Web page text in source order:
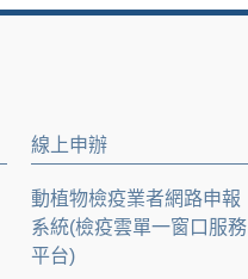
線上申辦
動植物檢疫業者網路申報
系統(檢疫雲單一窗口服務
平台)